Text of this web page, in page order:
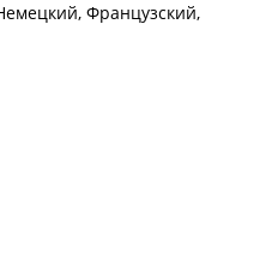
Французский,